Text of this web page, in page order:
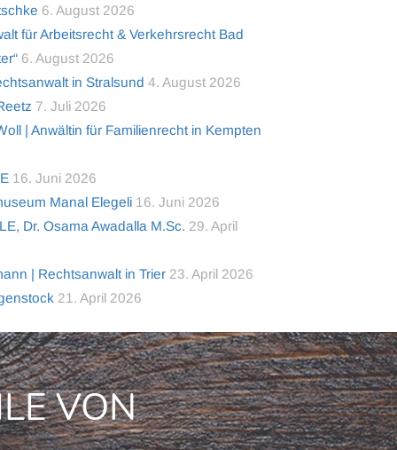
6. August 2026
für Arbeitsrecht & Verkehrsrecht Bad
6. August 2026
in Stralsund 4. August 2026
7. Juli 2026
| Anwältin für Familienrecht in Kempten
16. Juni 2026
Manal Elegeli 16. Juni 2026
Dr. Osama Awadalla M.Sc. 29. April
| Rechtsanwalt in Trier 23. April 2026
21. April 2026
VON